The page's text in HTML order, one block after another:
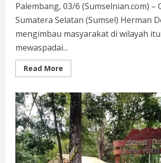
Palembang, 03/6 (Sumselnian.com) –
Sumatera Selatan (Sumsel) Herman
mengimbau masyarakat di wilayah
mewaspadai...
Read More